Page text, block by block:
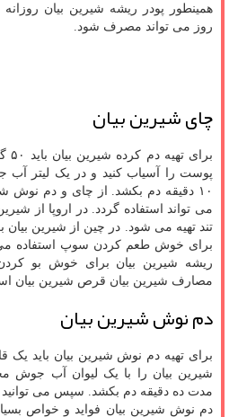
روز می تواند مصرف شود.
چای شیرین بیان
پوست را آسیاب کنید و در یک لیتر آب
۱۰ دقیقه دم بکشد. از چای و دم نوش
می تواند استفاده گردد. در اروپا از
تند تهیه می شود. در چین از شیرین بیان
برای خوش طعم کردن سوپ استفاده می
ریشه شیرین بیان برای خوش بو
مصارف شیرین بیان قرص شیرین بیان
دم نوش شیرین بیان
برای تهیه دم نوش شیرین بیان باید
شیرین بیان را با یک لیوان آب جوش
مدت ده دقیقه دم بکشد. سپس می توانید
دم نوش شیرین بیان فواید و خواص